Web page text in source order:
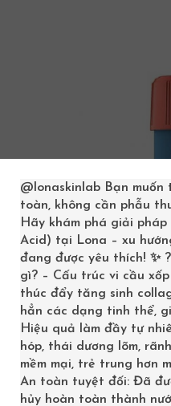
@lonaskinlab Bạn
toàn, không cần phẫu
Hãy khám phá giải
Acid) tại Lona – xu
đang được yêu thích! ✨
gì? – Cấu trúc vi cầu
thúc đẩy tăng sinh
hẳn các dạng tinh thể,
Hiệu quả làm đầy tự
hóp, thái dương lõm,
mềm mại, trẻ trung hơn
An toàn tuyệt đối: Đã
hủy hoàn toàn thành